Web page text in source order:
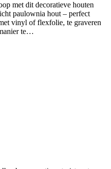
met dit decoratieve houten
paulownia hout – perfect
vinyl of flexfolie, te graveren
te…